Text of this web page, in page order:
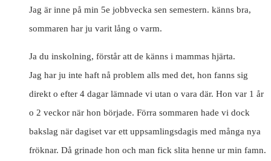
Jag är inne på min 5e jobbvecka sen semestern. känns bra,
sommaren har ju varit lång o varm.
Ja du inskolning, förstår att de känns i mammas hjärta.
Jag har ju inte haft nå problem alls med det, hon fanns sig
direkt o efter 4 dagar lämnade vi utan o vara där. Hon var 1 år
o 2 veckor när hon började. Förra sommaren hade vi dock
bakslag när dagiset var ett uppsamlingsdagis med många nya
fröknar. Då grinade hon och man fick slita henne ur min famn.